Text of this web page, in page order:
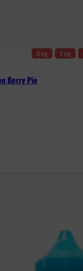
0 mg 3 mg
Berry Pie